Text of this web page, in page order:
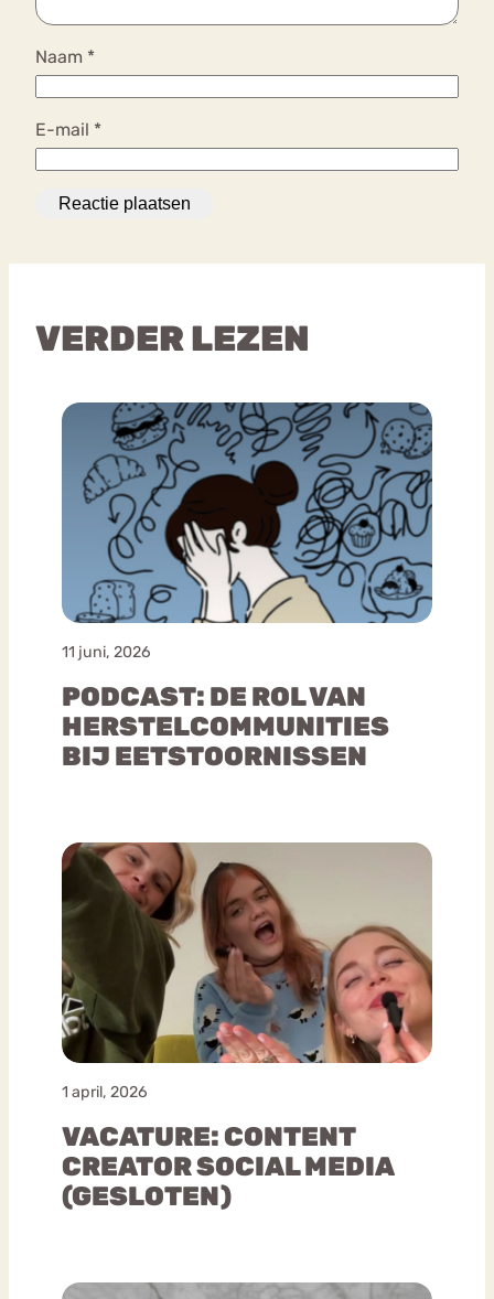
Naam *
E-mail *
VERDER LEZEN
11 juni, 2026
PODCAST: DE ROL VAN
HERSTELCOMMUNITIES
BIJ EETSTOORNISSEN
1 april, 2026
VACATURE: CONTENT
CREATOR SOCIAL MEDIA
(GESLOTEN)